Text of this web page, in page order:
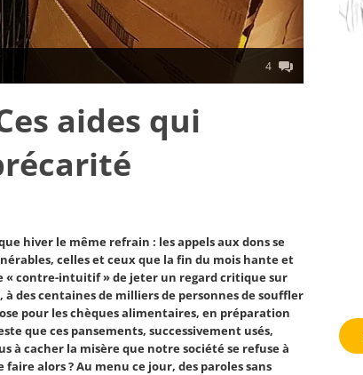
4
aides qui
hiver le même refrain : les appels aux dons se
celles et ceux que la fin du mois hante et
« contre-intuitif » de jeter un regard critique sur
des centaines de milliers de personnes de souffler
pour les chèques alimentaires, en préparation
que ces pansements, successivement usés,
à cacher la misère que notre société se refuse à
alors ? Au menu ce jour, des paroles sans